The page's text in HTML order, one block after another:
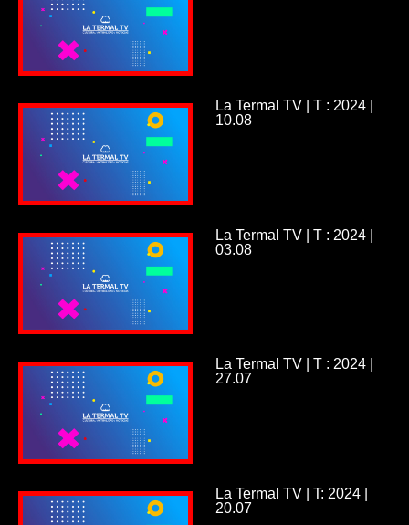
La Termal TV | T : 2024 |
10.08
La Termal TV | T : 2024 |
03.08
La Termal TV | T : 2024 |
27.07
La Termal TV | T: 2024 |
20.07